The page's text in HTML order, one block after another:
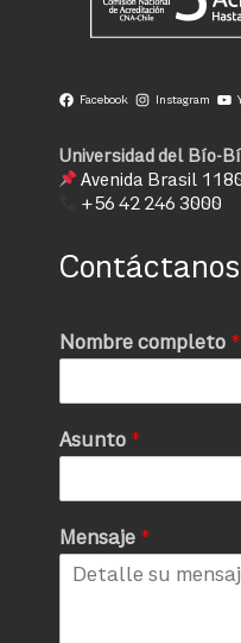
Facebook Instagram
Universidad del Bío-
Avenida Brasil
+56 42 246 3000
Contáctanos
Nombre completo *
Asunto *
Mensaje *